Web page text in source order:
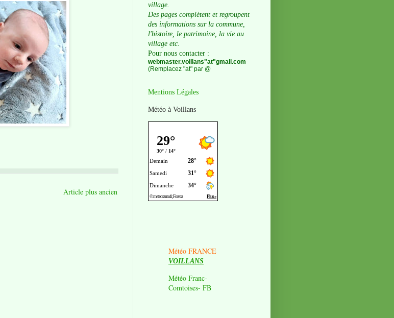
Article plus ancien
village.
Des pages complètent et regroupent
des informations sur la commune,
l'histoire, le patrimoine, la vie au
village etc.
Pour nous contacter :
webmaster.voillans"at"gmail.com
(Remplacez "at" par @
Mentions Légales
Météo à Voillans
Météo FRANCE
VOILLANS
Météo Franc-
Comtoises- FB